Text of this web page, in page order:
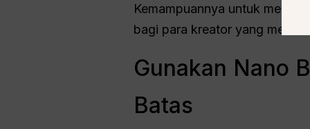
Kemampuannya untuk
bagi para kreator yang
Gunakan Nano
Batas